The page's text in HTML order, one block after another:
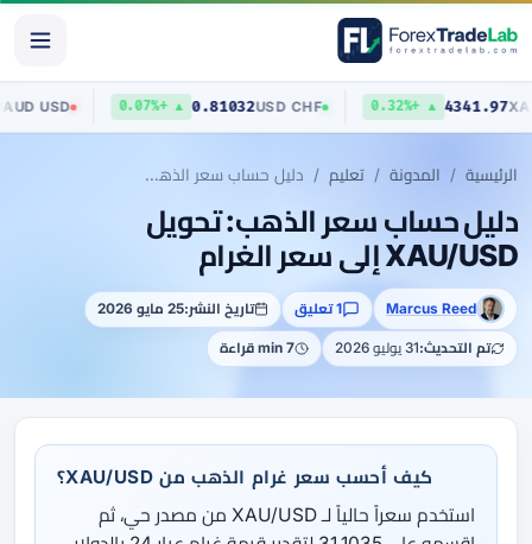
▲ +0.32%
USD/CHF
0.81032
▲ +0.07%
AUD/USD
0.70403
▼ 0.03%
الرئيسية المدونة تعليم دليل حساب سعر الذهب: تحويل XAU/USD إلى سعر الغرام
دليل حساب سعر الذهب: تحويل
XAU/USD إلى سعر الغرام
Marcus Reed 1 تعليق تاريخ النشر:25 مايو 2026
تم التحديث:31 يوليو 2026 7 min قراءة
كيف أحسب سعر غرام الذهب من XAU/USD؟
استخدم سعراً حالياً لـ XAU/USD من مصدر حي، ثم